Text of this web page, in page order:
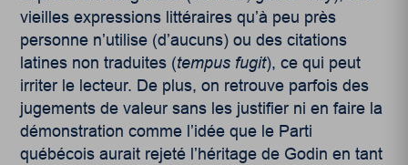
vieilles expressions littéraires qu’à peu près
personne n’utilise (d’aucuns) ou des citations
latines non traduites (tempus fugit), ce qui peut
irriter le lecteur. De plus, on retrouve parfois des
jugements de valeur sans les justifier ni en faire la
démonstration comme l’idée que le Parti
québécois aurait rejeté l’héritage de Godin en tant